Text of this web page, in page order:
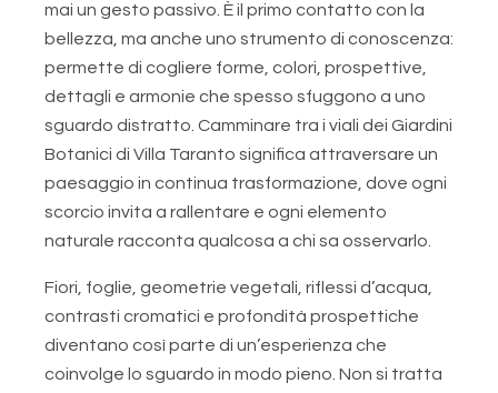
mai un gesto passivo. È il primo contatto con la
bellezza, ma anche uno strumento di conoscenza:
permette di cogliere forme, colori, prospettive,
dettagli e armonie che spesso sfuggono a uno
sguardo distratto. Camminare tra i viali dei Giardini
Botanici di Villa Taranto significa attraversare un
paesaggio in continua trasformazione, dove ogni
scorcio invita a rallentare e ogni elemento
naturale racconta qualcosa a chi sa osservarlo.
Fiori, foglie, geometrie vegetali, riflessi d’acqua,
contrasti cromatici e profondità prospettiche
diventano così parte di un’esperienza che
coinvolge lo sguardo in modo pieno. Non si tratta